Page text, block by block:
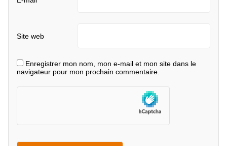
Site web
Enregistrer mon nom, mon e-mail et mon site dans le
navigateur pour mon prochain commentaire.